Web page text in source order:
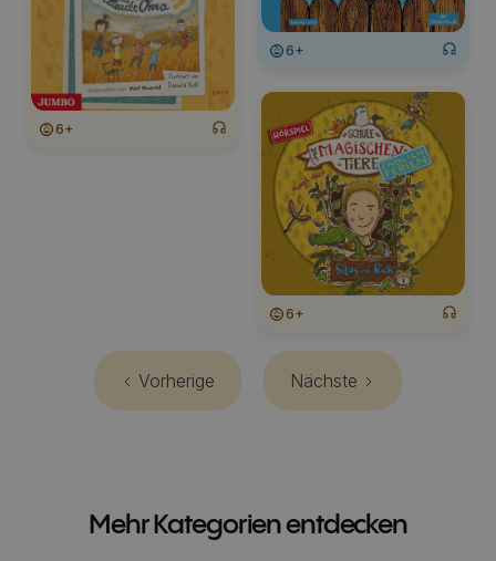
6+
6+
6+
Vorherige Nächste
Mehr Kategorien entdecken